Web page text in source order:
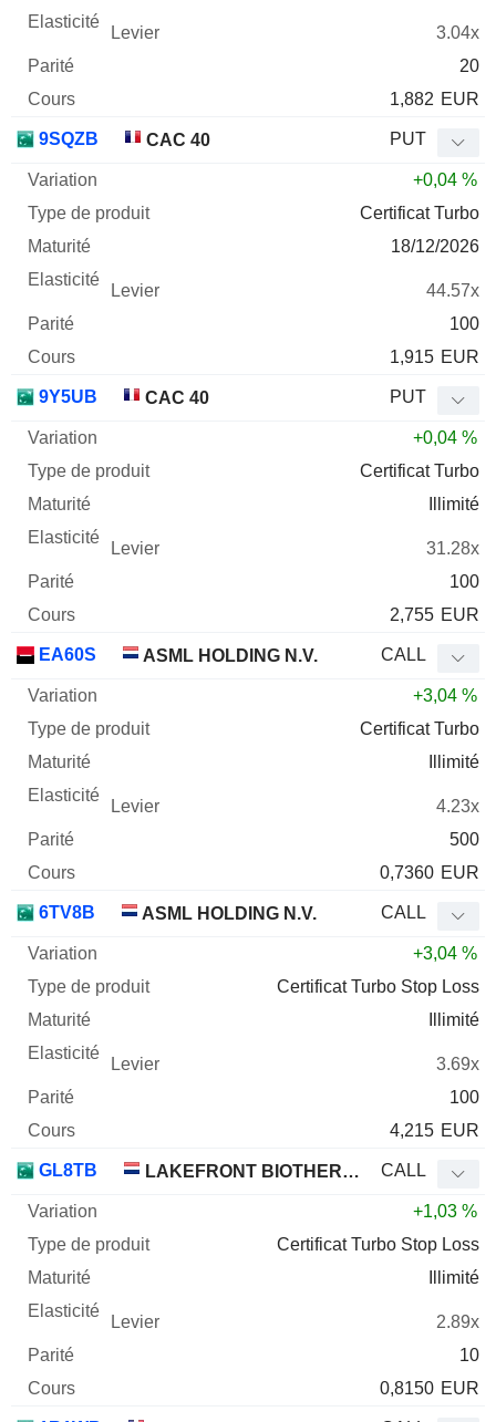
3.04x
20
1,882 EUR
9SQZB CAC 40 PUT
+0,04 %
Certificat Turbo
18/12/2026
44.57x
100
1,915 EUR
9Y5UB CAC 40 PUT
+0,04 %
Certificat Turbo
Illimité
31.28x
100
2,755 EUR
EA60S ASML HOLDING N.V. CALL
+3,04 %
Certificat Turbo
Illimité
4.23x
500
0,7360 EUR
6TV8B ASML HOLDING N.V. CALL
+3,04 %
Certificat Turbo Stop Loss
Illimité
3.69x
100
4,215 EUR
GL8TB LAKEFRONT BIOTHERAPEUTICS NV CALL
+1,03 %
Certificat Turbo Stop Loss
Illimité
2.89x
10
0,8150 EUR